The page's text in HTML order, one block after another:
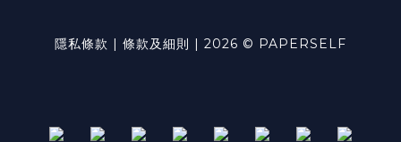
隱私條款 | 條款及細則 | 2026 © PAPERSELF